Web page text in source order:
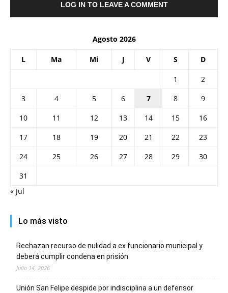
LOG IN TO LEAVE A COMMENT
Agosto 2026
L Ma Mi J V S D
1
2
3
4 5 6 7 8
9
10
11 12 13 14 15
16
17
18 19 20 21 22
23
24
25 26 27 28 29
30
31
« Jul
Lo más visto
Rechazan recurso de nulidad a ex funcionario municipal y
deberá cumplir condena en prisión
Julio 14, 2026
Unión San Felipe despide por indisciplina a un defensor